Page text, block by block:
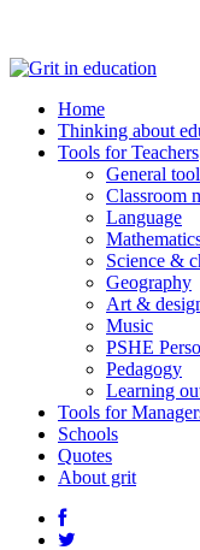
Home
Thinking about
Tools for Teachers
General
Classroom
Language
Science &
Geography
Art &
Music
PSHE
Pedagogy
Learning
Tools for
Schools
Quotes
About grit